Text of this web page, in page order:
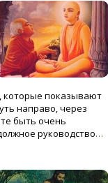
которые показывают
направо, через
быть очень
руководство…